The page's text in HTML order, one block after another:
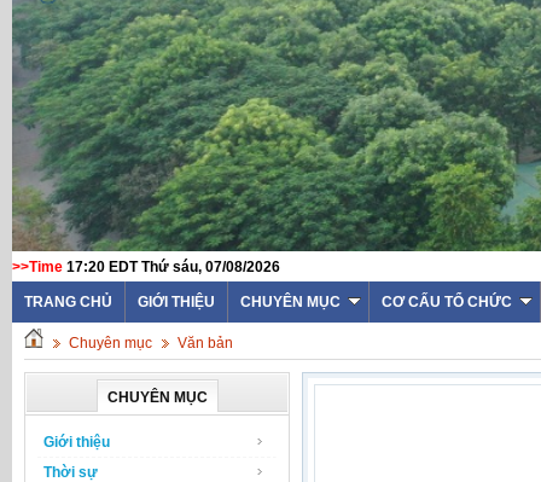
>>Time 17:20 EDT Thứ sáu, 07/08/2026
TRANG CHỦ GIỚI THIỆU CHUYÊN MỤC CƠ CẤU TỔ CHỨC
Chuyên mục Văn bản
CHUYÊN MỤC
Giới thiệu
Thời sự